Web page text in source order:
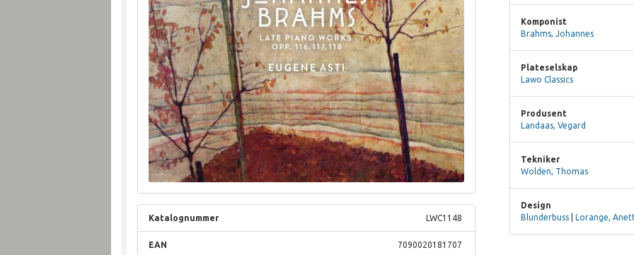
LWC1148
Katalognummer
7090020181707
EAN
Komponist
Brahms, Johannes
Plateselskap
Lawo Classics
Produsent
Landaas, Vegard
Tekniker
Wolden, Thomas
Design
Blunderbuss| Lorange,